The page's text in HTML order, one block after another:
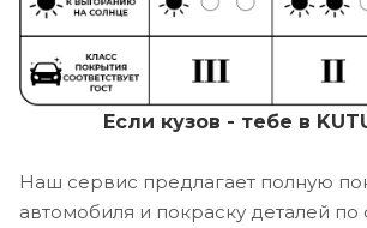
Если кузов - тебе в
Наш сервис предлагает полную
автомобиля и покраску деталей по